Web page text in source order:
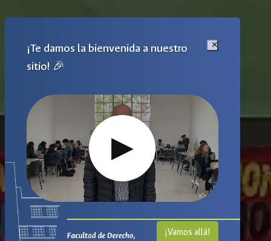
¡Te damos la bienvenida a nuestro
sitio! 🎉
▶
¡Vamos allá!